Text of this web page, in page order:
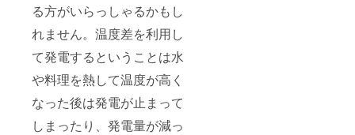
る方がいらっしゃるかもし
れません。温度差を利用し
て発電するということは水
や料理を熱して温度が高く
なった後は発電が止まって
しまったり、発電量が減っ